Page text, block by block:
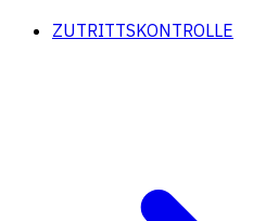
ZUTRITTSKONTROLLE